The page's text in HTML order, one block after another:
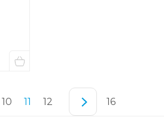
10 11 12 16